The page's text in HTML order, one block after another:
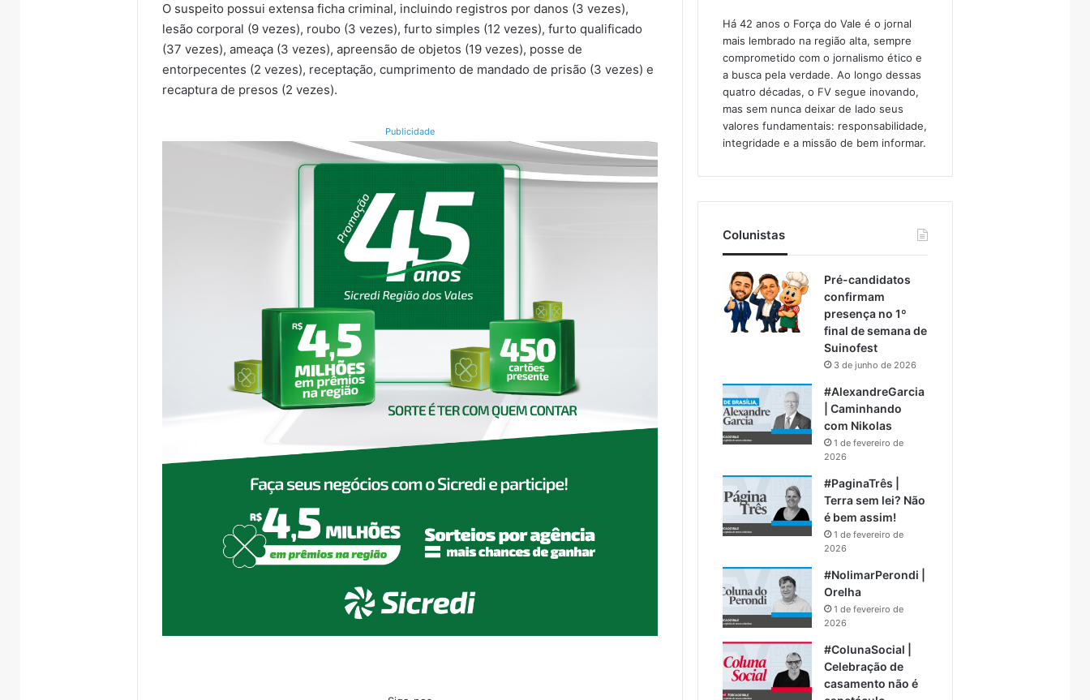
O suspeito possui extensa ficha criminal, incluindo registros por danos (3 vezes),
lesão corporal (9 vezes), roubo (3 vezes), furto simples (12 vezes), furto qualificado
(37 vezes), ameaça (3 vezes), apreensão de objetos (19 vezes), posse de
entorpecentes (2 vezes), receptação, cumprimento de mandado de prisão (3 vezes) e
recaptura de presos (2 vezes).
Publicidade
Há 42 anos o Força do Vale é o jornal
mais lembrado na região alta, sempre
comprometido com o jornalismo ético e
a busca pela verdade. Ao longo dessas
quatro décadas, o FV segue inovando,
mas sem nunca deixar de lado seus
valores fundamentais: responsabilidade,
integridade e a missão de bem informar.​
Colunistas
Pré-candidatos
confirmam
presença no 1º
final de semana de
Suinofest
3 de junho de 2026
#AlexandreGarcia
| Caminhando
com Nikolas
1 de fevereiro de
2026
#PaginaTrês |
Terra sem lei? Não
é bem assim!
1 de fevereiro de
2026
#NolimarPerondi |
Orelha
1 de fevereiro de
2026
#ColunaSocial |
Celebração de
casamento não é